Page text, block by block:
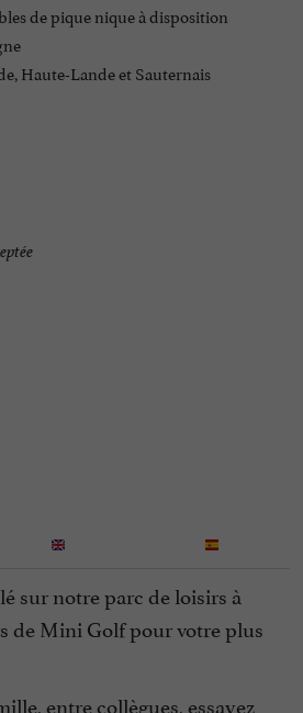
de pique nique à disposition
Haute-Lande et Sauternais
sur notre parc de loisirs à
de Mini Golf pour votre plus
entre collègues, essayez